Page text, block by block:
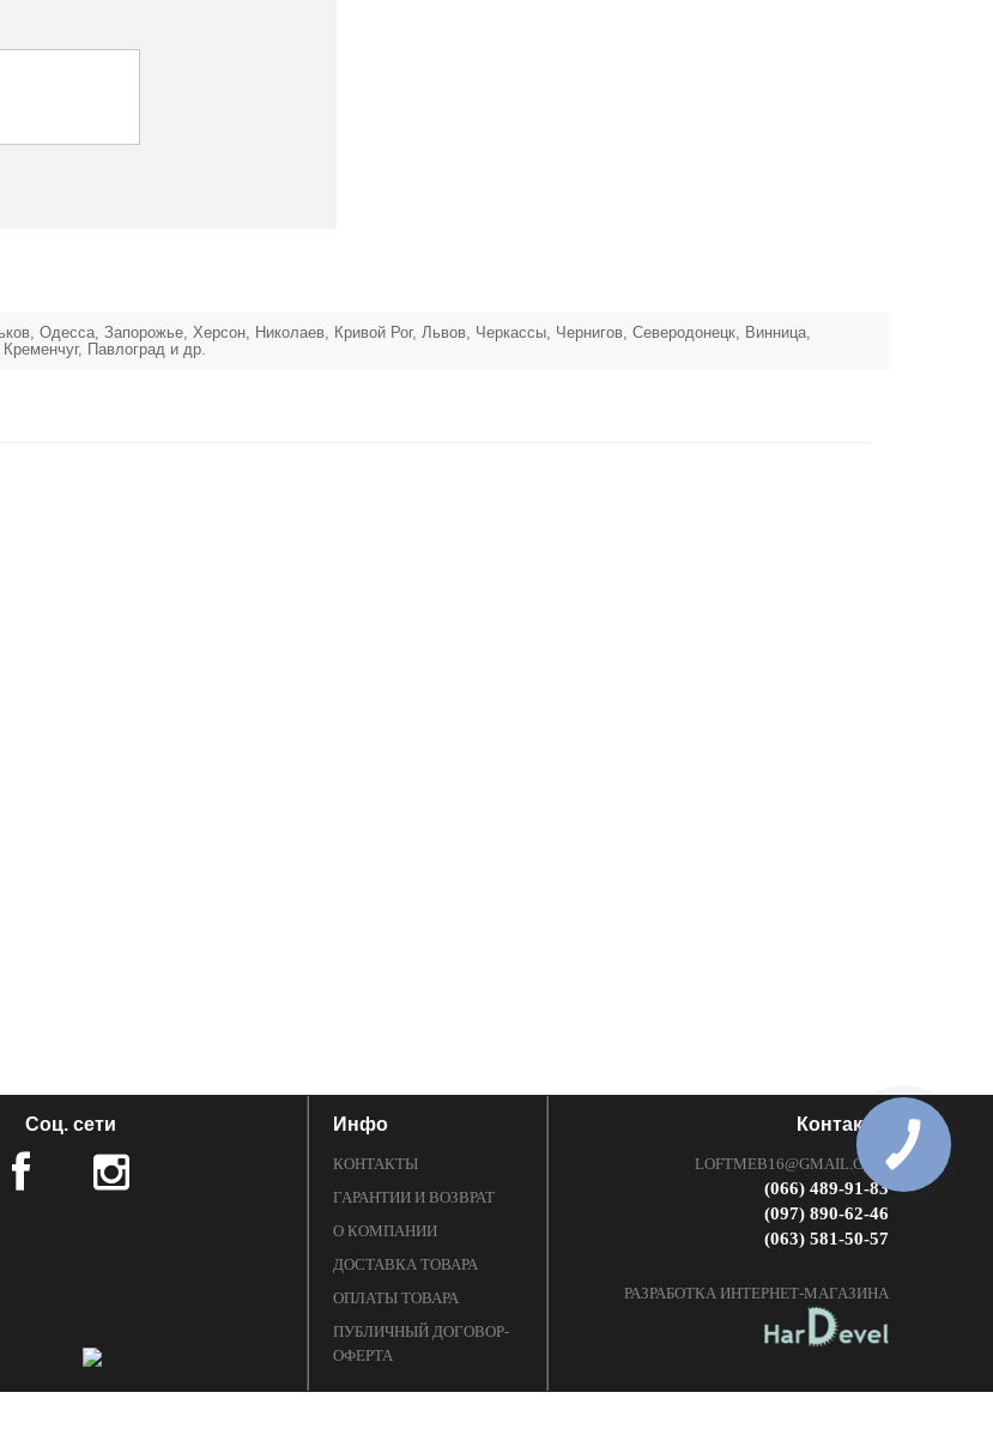
Одесса, Запорожье, Херсон, Николаев, Кривой Рог, Львов, Черкассы, Чернигов, Северодонецк, Винница,
Павлоград и др.
Соц. сети Инфо
КОНТАКТЫ
ГАРАНТИИ И ВОЗВРАТ
О КОМПАНИИ
ДОСТАВКА ТОВАРА
ОПЛАТЫ ТОВАРА
ПУБЛИЧНЫЙ ДОГОВОР-
ОФЕРТА
Контакты
LOFTMEB16@GMAIL.COM
(066) 489-91-83
(097) 890-62-46
(063) 581-50-57
РАЗРАБОТКА ИНТЕРНЕТ-МАГАЗИНА